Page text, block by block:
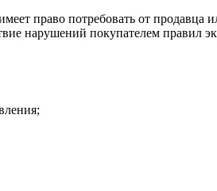
право потребовать от продавца
нарушений покупателем правил